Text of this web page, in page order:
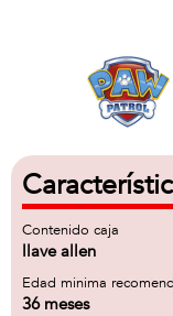
Contenido caja
llave allen
Edad minima
36 meses